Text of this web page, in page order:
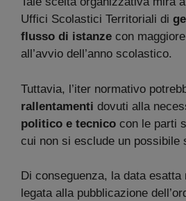
Uffici Scolastici Territoriali di
flusso di istanze con
all’avvio dell’anno scolastico.
Tuttavia, l’iter normativo
rallentamenti dovuti alla
politico e tecnico con le parti
cui non si esclude un possibile
Di conseguenza, la data
legata alla pubblicazione